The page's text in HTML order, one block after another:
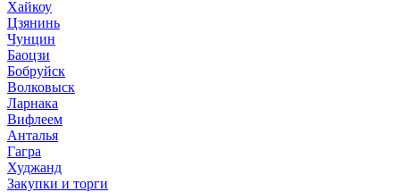
Хайкоу
Цзянинь
Чунцин
Баоцзи
Бобруйск
Волковыск
Ларнака
Вифлеем
Анталья
Гагра
Худжанд
Закупки и торги